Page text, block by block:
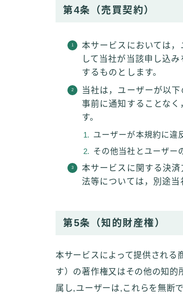
第4条（売買契約）
本サービスにおいては
して当社が当該申し込
するものとします。
当社は，ユーザーが以
事前に通知することな
す。
ユーザーが本規約に違
その他当社とユーザー
本サービスに関する決
法等については，別途当
第5条（知的財産権）
本サービスによって提供される
す）の著作権又はその他の知
属し,ユーザーは,これらを無断